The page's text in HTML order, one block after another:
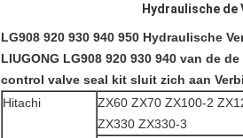
Hydraulische de
LG908 920 930 940 950 Hydraulische
LIUGONG LG908 920 930 940 van de
control valve seal kit sluit zich aan
Hitachi
ZX60 ZX70 ZX100-2
ZX330 ZX330-3